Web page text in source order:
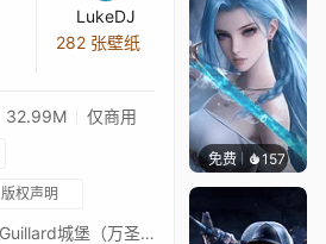
LukeDJ
282 张壁纸
32.99M 仅商用
版权声明
一段守望先锋中猎空在Guillard城堡（万圣节）使用Will-o'-Wisp皮肤的循环视频
免费 157好看